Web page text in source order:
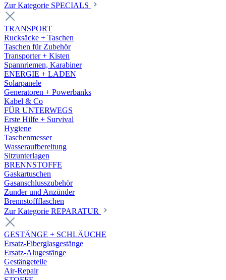
Zur Kategorie SPECIALS
TRANSPORT
Rucksäcke + Taschen
Taschen für Zubehör
Transporter + Kisten
Spannriemen, Karabiner
ENERGIE + LADEN
Solarpanele
Generatoren + Powerbanks
Kabel & Co
FÜR UNTERWEGS
Erste Hilfe + Survival
Hygiene
Taschenmesser
Wasseraufbereitung
Sitzunterlagen
BRENNSTOFFE
Gaskartuschen
Gasanschlusszubehör
Zunder und Anzünder
Brennstoffflaschen
Zur Kategorie REPARATUR
GESTÄNGE + SCHLÄUCHE
Ersatz-Fiberglasgestänge
Ersatz-Alugestänge
Gestängeteile
Air-Repair